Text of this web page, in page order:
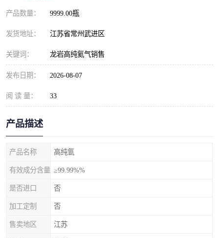
产品数量： 9999.00瓶
发货地址： 江苏省常州武进区
关键词： 龙岩高纯氦气销售
发布日期： 2026-08-07
阅 读 量： 33
产品描述
产品名称 高纯氩
有效成分含量 ≥99.99%%
是否进口 否
加工定制 否
售卖地区 江苏